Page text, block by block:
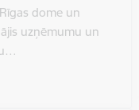
dome un
uzņēmumu un